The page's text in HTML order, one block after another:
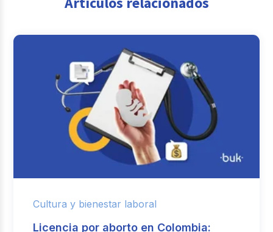
Cultura y bienestar laboral
Licencia por aborto en Colombia: